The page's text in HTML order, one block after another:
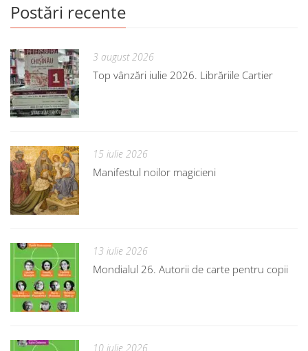
Postări recente
3 august 2026
Top vânzări iulie 2026. Librăriile Cartier
15 iulie 2026
Manifestul noilor magicieni
13 iulie 2026
Mondialul 26. Autorii de carte pentru copii
10 iulie 2026